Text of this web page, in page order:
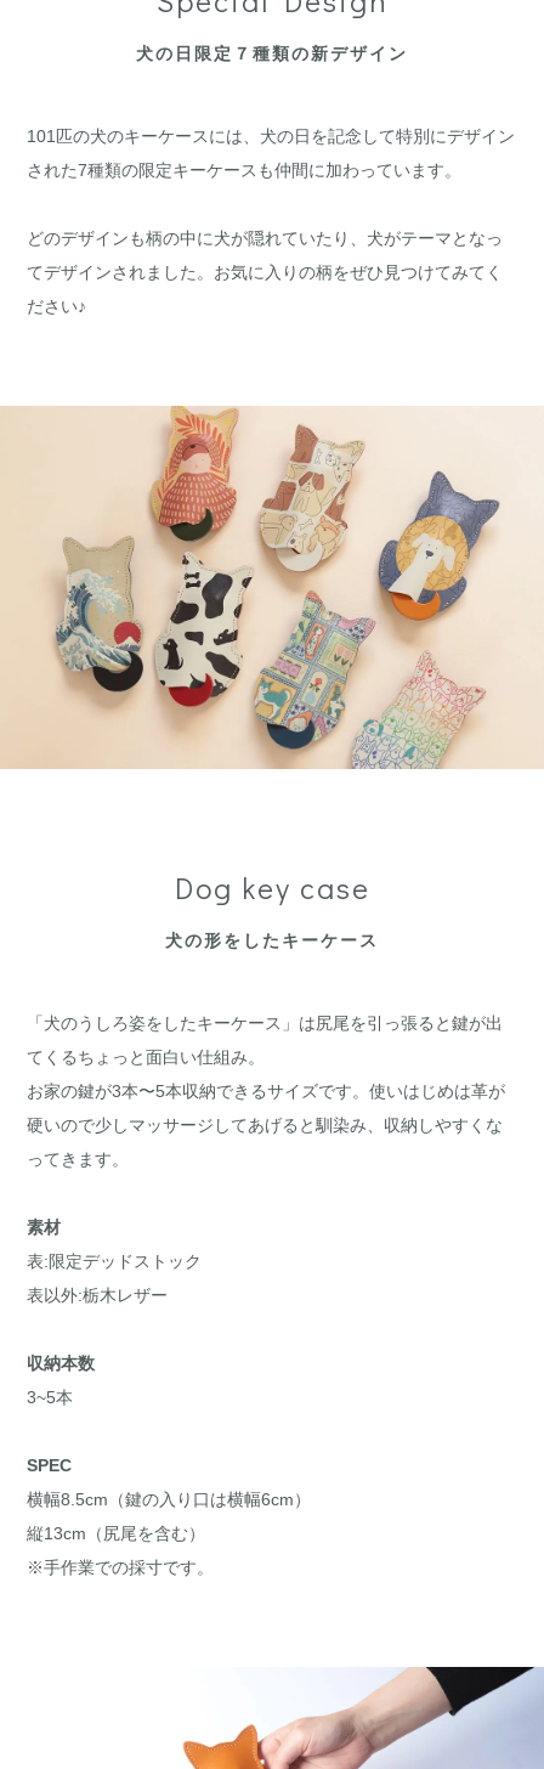
犬の日限定７種類の新デザイン
101匹の犬のキーケースには、犬の日を記念して特別にデザイン
された7種類の限定キーケースも仲間に加わっています。
どのデザインも柄の中に犬が隠れていたり、犬がテーマとなっ
てデザインされました。お気に入りの柄をぜひ見つけてみてく
ださい♪
Dog key case
犬の形をしたキーケース
「犬のうしろ姿をしたキーケース」は尻尾を引っ張ると鍵が出
てくるちょっと面白い仕組み。
お家の鍵が3本〜5本収納できるサイズです。使いはじめは革が
硬いので少しマッサージしてあげると馴染み、収納しやすくな
ってきます。
素材
表:限定デッドストック
表以外:栃木レザー
収納本数
3~5本
SPEC
横幅8.5cm（鍵の入り口は横幅6cm）
縦13cm（尻尾を含む）
※手作業での採寸です。